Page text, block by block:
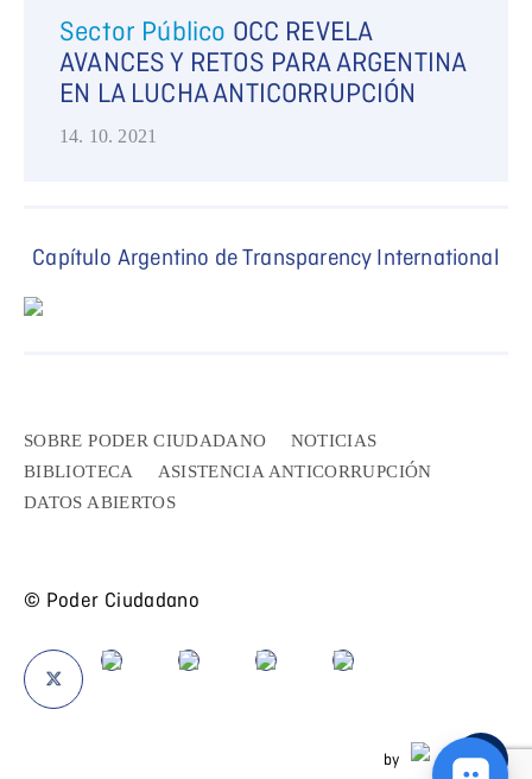
Sector Público OCC REVELA
AVANCES Y RETOS PARA ARGENTINA
EN LA LUCHA ANTICORRUPCIÓN
14. 10. 2021
Capítulo Argentino de Transparency International
SOBRE PODER CIUDADANO
NOTICIAS
BIBLIOTECA
ASISTENCIA ANTICORRUPCIÓN
DATOS ABIERTOS
© Poder Ciudadano
by